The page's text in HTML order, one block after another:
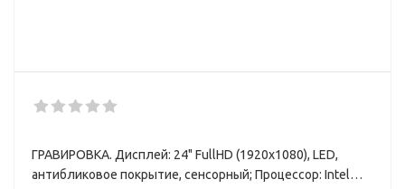
ГРАВИРОВКА. Дисплей: 24" FullHD (1920x1080), LED,
антибликовое покрытие, сенсорный; Процессор: Intel